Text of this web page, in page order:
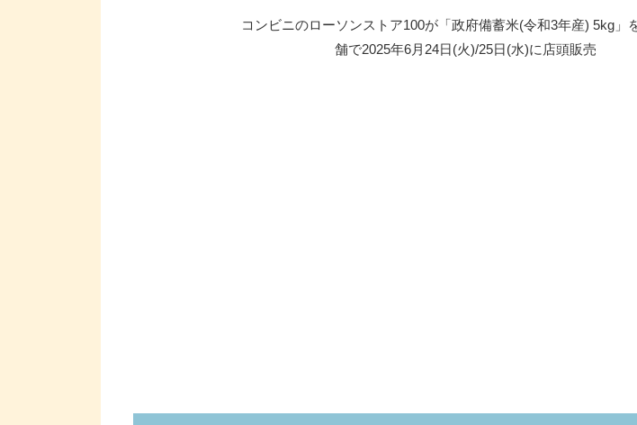
コンビニのローソンストア100が「政府備蓄米(令和3年産) 5kg」
舗で2025年6月24日(火)/25日(水)に店頭販売